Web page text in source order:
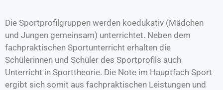
Die Sportprofilgruppen werden koedukativ (Mädchen
und Jungen gemeinsam) unterrichtet. Neben dem
fachpraktischen Sportunterricht erhalten die
Schülerinnen und Schüler des Sportprofils auch
Unterricht in Sporttheorie. Die Note im Hauptfach Sport
ergibt sich somit aus fachpraktischen Leistungen und